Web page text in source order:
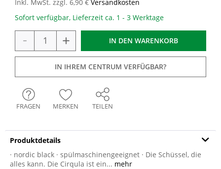
Inkl. MwSt. zzgl. 6,90 € Versandkosten
Sofort verfügbar, Lieferzeit ca. 1 - 3 Werktage
- + IN DEN WARENKORB
IN IHREM CENTRUM VERFÜGBAR?
FRAGEN MERKEN TEILEN
Produktdetails
· nordic black · spülmaschinengeeignet · Die Schüssel, die
alles kann. Die Cirqula ist ein... mehr